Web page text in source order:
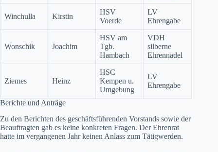
Winchulla Kirstin
HSV
Voerde
LV
Ehrengabe
Wonschik Joachim
HSV am
Tgb.
Hambach
VDH
silberne
Ehrennadel
Ziemes Heinz
HSC
Kempen u.
Umgebung
LV
Ehrengabe
Berichte und Anträge
Zu den Berichten des geschäftsführenden Vorstands sowie der
Beauftragten gab es keine konkreten Fragen. Der Ehrenrat
hatte im vergangenen Jahr keinen Anlass zum Tätigwerden.